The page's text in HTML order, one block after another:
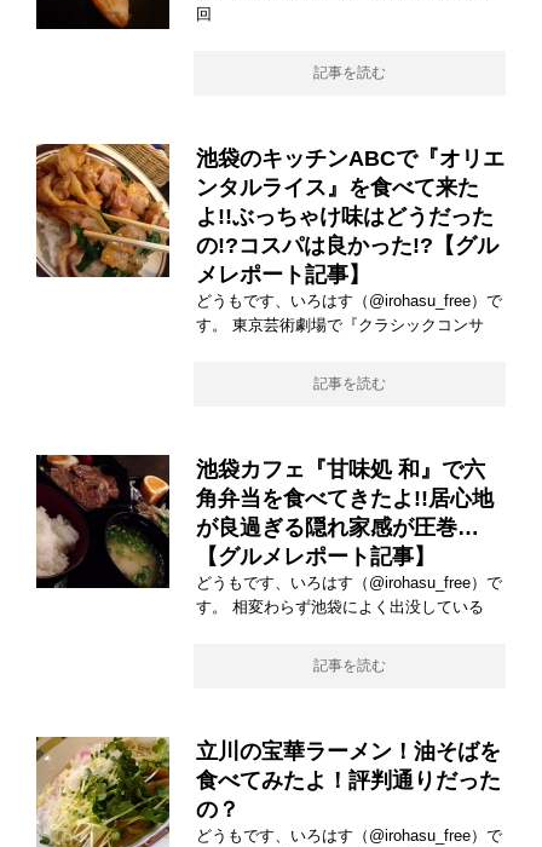
回
記事を読む
池袋のキッチンABCで『オリエ
ンタルライス』を食べて来た
よ!!ぶっちゃけ味はどうだった
の!?コスパは良かった!?【グル
メレポート記事】
どうもです、いろはす（@irohasu_free）で
す。 東京芸術劇場で『クラシックコンサ
記事を読む
池袋カフェ『甘味処 和』で六
角弁当を食べてきたよ!!居心地
が良過ぎる隠れ家感が圧巻…
【グルメレポート記事】
どうもです、いろはす（@irohasu_free）で
す。 相変わらず池袋によく出没している
記事を読む
立川の宝華ラーメン！油そばを
食べてみたよ！評判通りだった
の？
どうもです、いろはす（@irohasu_free）で